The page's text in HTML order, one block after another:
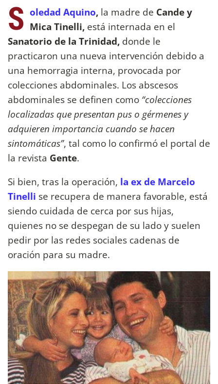
S oledad Aquino, la madre de Cande y
Mica Tinelli, está internada en el
Sanatorio de la Trinidad, donde le
practicaron una nueva intervención debido a
una hemorragia interna, provocada por
colecciones abdominales. Los abscesos
abdominales se definen como “colecciones
localizadas que presentan pus o gérmenes y
adquieren importancia cuando se hacen
sintomáticas”, tal como lo confirmó el portal de
la revista Gente.
Si bien, tras la operación, la ex de Marcelo
Tinelli se recupera de manera favorable, está
siendo cuidada de cerca por sus hijas,
quienes no se despegan de su lado y suelen
pedir por las redes sociales cadenas de
oración para su madre.